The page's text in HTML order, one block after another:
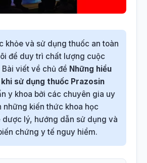
khỏe và sử dụng thuốc an toàn
để duy trì chất lượng cuộc
Bài viết về chủ đề Những hiểu
sử dụng thuốc Prazosin
y khoa bởi các chuyên gia uy
những kiến thức khoa học
dược lý, hướng dẫn sử dụng và
chứng y tế nguy hiểm.